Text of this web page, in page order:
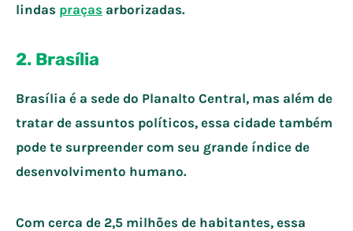
lindas praças arborizadas.
2. Brasília
Brasília é a sede do Planalto Central, mas além de
tratar de assuntos políticos, essa cidade também
pode te surpreender com seu grande índice de
desenvolvimento humano.
Com cerca de 2,5 milhões de habitantes, essa